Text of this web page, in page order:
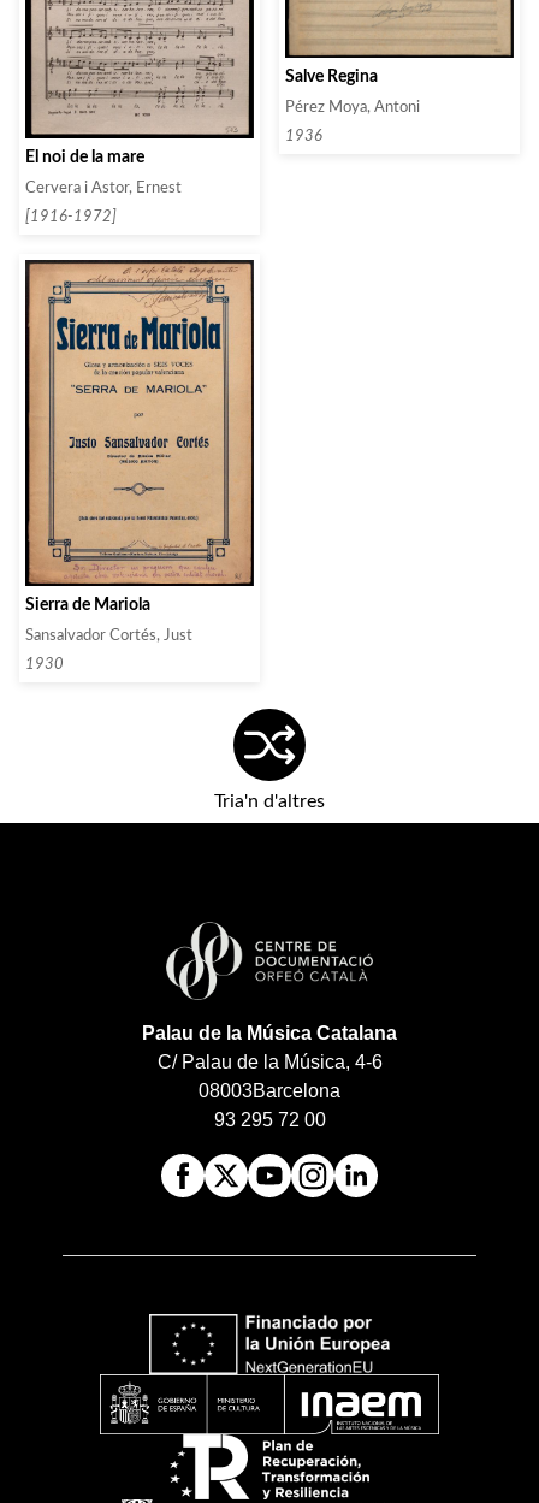
El noi de la mare
Cervera i Astor, Ernest
[1916-1972]
Salve Regina
Pérez Moya, Antoni
1936
Sierra de Mariola
Sansalvador Cortés, Just
1930
Tria'n d'altres
Palau de la Música Catalana
C/ Palau de la Música, 4-6
08003Barcelona
93 295 72 00